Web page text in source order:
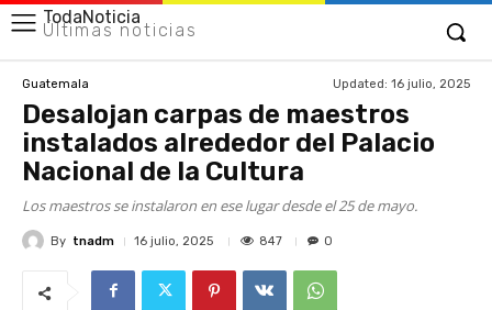
TodaNoticia
Últimas noticias
Guatemala Updated: 16 julio, 2025
Desalojan carpas de maestros
instalados alrededor del Palacio
Nacional de la Cultura
Los maestros se instalaron en ese lugar desde el 25 de mayo.
By tnadm 16 julio, 2025 847 0